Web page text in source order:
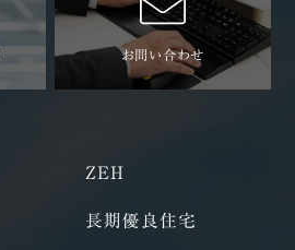
お問い合わせ
ZEH
長期優良住宅